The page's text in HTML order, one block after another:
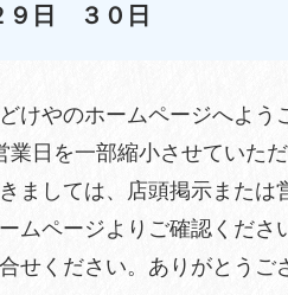
９日 ３０日
けやのホームページへよう
日を一部縮小させていた
ましては、店頭掲示または
ムページよりご確認くださ
せください。ありがとうご